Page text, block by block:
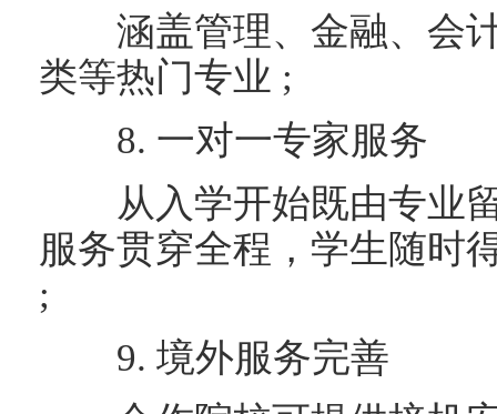
涵盖管理、金融、会计
类等热门专业 ;
8. 一对一专家服务
从入学开始既由专业留
服务贯穿全程，学生随时
;
9. 境外服务完善